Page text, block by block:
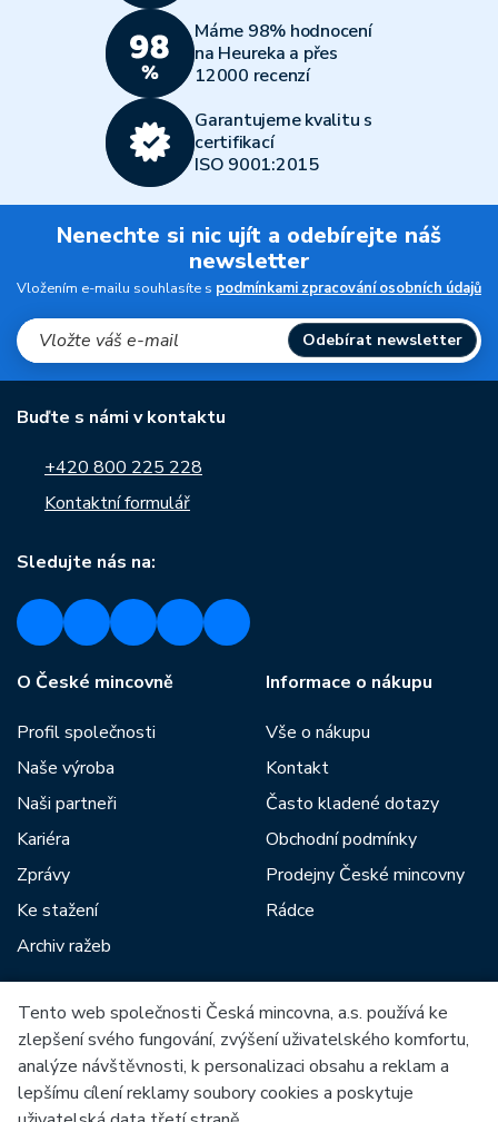
Máme 98% hodnocení
na Heureka a přes
12000 recenzí
Garantujeme kvalitu s
certifikací
ISO 9001:2015
Nenechte si nic ujít a odebírejte náš
newsletter
Vložením e-mailu souhlasíte s podmínkami zpracování osobních údajů
Odebírat newsletter
Buďte s námi v kontaktu
+420 800 225 228
Kontaktní formulář
Sledujte nás na:
O České mincovně
Profil společnosti
Naše výroba
Naši partneři
Kariéra
Zprávy
Ke stažení
Archiv ražeb
Informace o nákupu
Vše o nákupu
Kontakt
Často kladené dotazy
Obchodní podmínky
Prodejny České mincovny
Rádce
Mezi naše partnery patří:
Tento web společnosti Česká mincovna, a.s. používá ke
zlepšení svého fungování, zvýšení uživatelského komfortu,
analýze návštěvnosti, k personalizaci obsahu a reklam a
lepšímu cílení reklamy soubory cookies a poskytuje